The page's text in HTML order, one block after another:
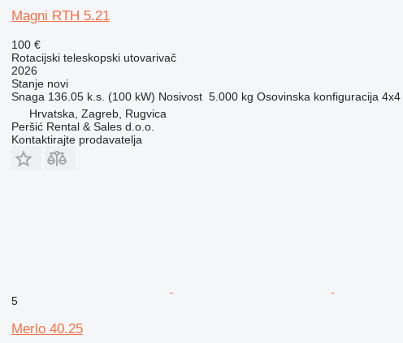
Magni RTH 5.21
100 €
Rotacijski teleskopski utovarivač
2026
Stanjenovi
Snaga 136.05 k.s. (100 kW) Nosivost 5.000 kg Osovinska konfiguracija 4x4
Hrvatska, Zagreb, Rugvica
Peršić Rental & Sales d.o.o.
Kontaktirajte prodavatelja
5
Merlo 40.25